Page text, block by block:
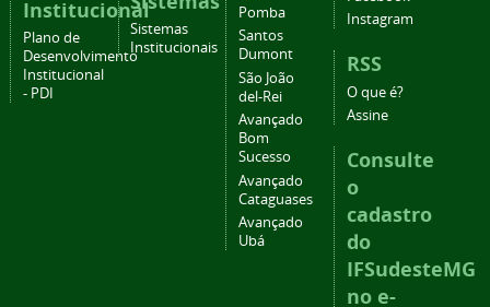
Institucional
Plano de
Desenvolvimento
Institucional
- PDI
Sistemas
Institucionais
Pomba
Santos
Dumont
São João
del-Rei
Avançado
Bom
Sucesso
Avançado
Cataguases
Avançado
Ubá
Instagram
RSS
O que é?
Assine
Consulte
o
cadastro
do
IFSudesteMG
no e-